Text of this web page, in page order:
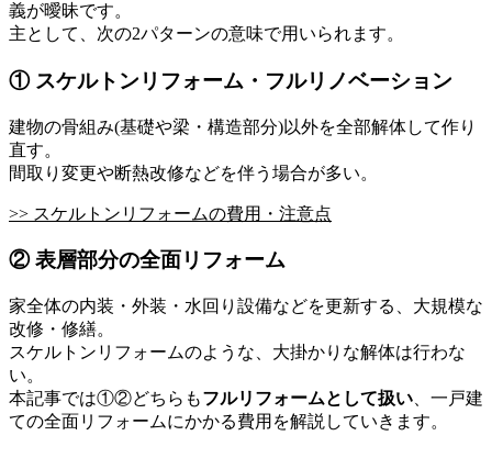
義が曖昧です。
主として、次の2パターンの意味で用いられます。
① スケルトンリフォーム・フルリノベーション
建物の骨組み(基礎や梁・構造部分)以外を全部解体して作り
直す。
間取り変更や断熱改修などを伴う場合が多い。
>> スケルトンリフォームの費用・注意点
② 表層部分の全面リフォーム
家全体の内装・外装・水回り設備などを更新する、大規模な
改修・修繕。
スケルトンリフォームのような、大掛かりな解体は行わな
い。
本記事では①②どちらもフルリフォームとして扱い 、一戸建
ての全面リフォームにかかる費用を解説していきます。